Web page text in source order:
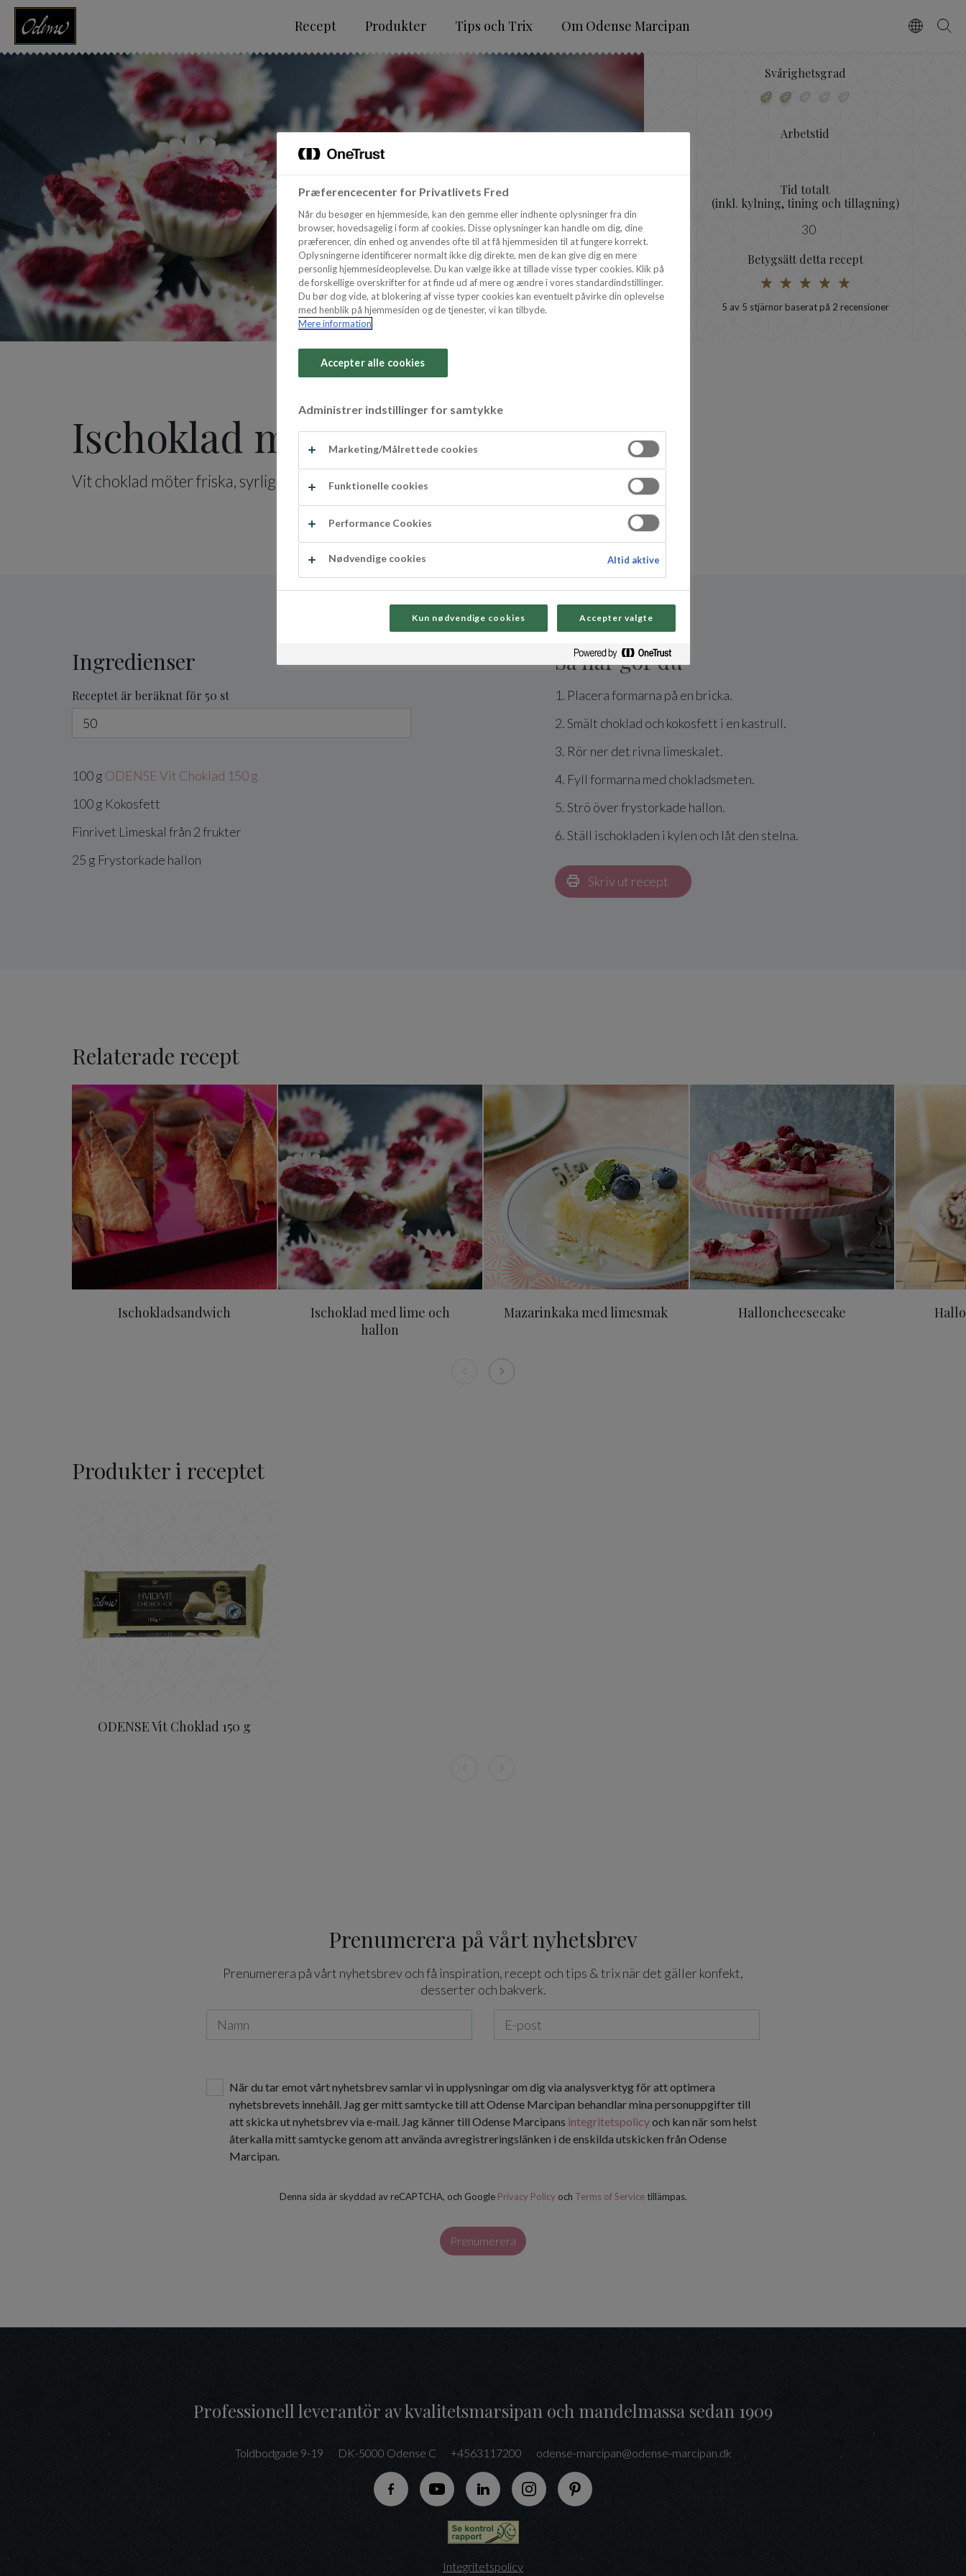
Recept Produkter Tips och Trix Om Odense Marcipan VælgSøg
Svårighetsgrad
Arbetstid
Tid totalt
(inkl. kylning, tining och tillagning)
30
Betygsätt detta recept
5 av 5 stjärnor baserat på 2 recensioner
Ischoklad med lime och hallon
Vit choklad möter friska, syrliga toner.
Ingredienser
Receptet är beräknat för 50 st
100g ODENSE Vit Choklad 150 g
100g Kokosfett
Finrivet Limeskal från 2 frukter
25 g Frystorkade hallon
Så här gör du
1. Placera formarna på en bricka.
2. Smält choklad och kokosfett i en kastrull.
3. Rör ner det rivna limeskalet.
4. Fyll formarna med chokladsmeten.
5. Strö över frystorkade hallon.
6. Ställ ischokladen i kylen och låt den stelna.
Skriv ut recept
Relaterade recept
Ischokladsandwich
Ischokladsandwich
Ischoklad med lime och
hallon
Ischoklad med lime och hallon
Mazarinkaka med limesmak
Mazarinkaka med limesmak
Halloncheesecake
Halloncheesecake
Produkter i receptet
ODENSE Vit Choklad 150 g
Prenumerera på vårt nyhetsbrev
Prenumerera på vårt nyhetsbrev och få inspiration, recept och tips & trix när det gäller konfekt,
desserter och bakverk.
När du tar emot vårt nyhetsbrev samlar vi in upplysningar om dig via analysverktyg för att optimera
nyhetsbrevets innehåll. Jag ger mitt samtycke till att Odense Marcipan behandlar mina personuppgifter till
att skicka ut nyhetsbrev via e-mail. Jag känner till Odense Marcipans integritetspolicyoch kan när som helst
återkalla mitt samtycke genom att använda avregistreringslänken i de enskilda utskicken från Odense
Marcipan.
Denna sida är skyddad av reCAPTCHA, och Google Privacy Policy och Terms of Servicetillämpas.
Prenumerera
Professionell leverantör av kvalitetsmarsipan och mandelmassa sedan 1909
Toldbodgade 9-19 DK-5000 Odense C +4563117200 odense-marcipan@odense-marcipan.dk
Följ oss på Facebook
Följ oss på YouTube
Följ oss på LinkedIn
Följ oss på Instagram
Följ oss på Pinterest
Integritetspolicy
Præferencecenter for Privatlivets Fred
Når du besøger en hjemmeside, kan den gemme eller indhente oplysninger fra din
browser, hovedsagelig i form af cookies. Disse oplysninger kan handle om dig, dine
præferencer, din enhed og anvendes ofte til at få hjemmesiden til at fungere korrekt.
Oplysningerne identificerer normalt ikke dig direkte, men de kan give dig en mere
personlig hjemmesideoplevelse. Du kan vælge ikke at tillade visse typer cookies. Klik på
de forskellige overskrifter for at finde ud af mere og ændre i vores standardindstillinger.
Du bør dog vide, at blokering af visse typer cookies kan eventuelt påvirke din oplevelse
med henblik på hjemmesiden og de tjenester, vi kan tilbyde.
Mere information
Accepter alle cookies
Administrer indstillinger for samtykke
Marketing/Målrettede cookies
Funktionelle cookies
Performance Cookies
Nødvendige cookies Altid aktive
Kun nødvendige cookies Accepter valgte